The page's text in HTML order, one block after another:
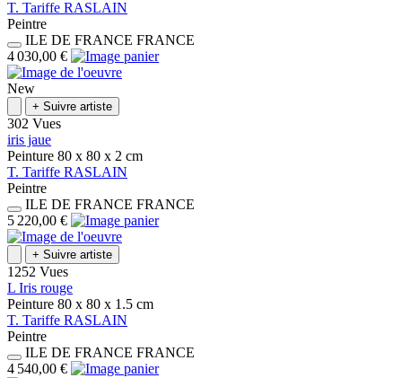
T. Tariffe RASLAIN
Peintre
ILE DE FRANCE FRANCE
4 030,00 €
New
+ Suivre artiste
302 Vues
iris jaue
Peinture 80 x 80 x 2 cm
T. Tariffe RASLAIN
Peintre
ILE DE FRANCE FRANCE
5 220,00 €
+ Suivre artiste
1252 Vues
L Iris rouge
Peinture 80 x 80 x 1.5 cm
T. Tariffe RASLAIN
Peintre
ILE DE FRANCE FRANCE
4 540,00 €